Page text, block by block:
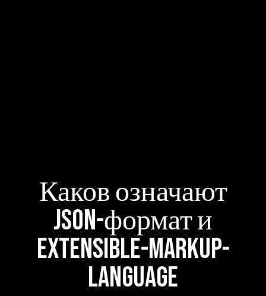
Каков означают
JSON-формат и
Extensible-Markup-
Language